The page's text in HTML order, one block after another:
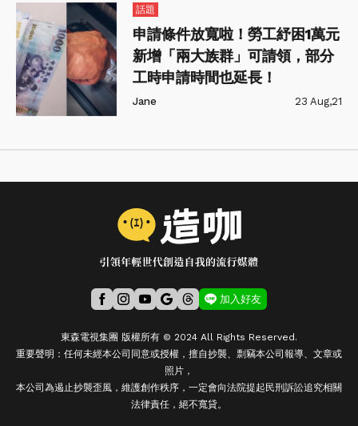
話題
申請條件放寬啦！勞工紓困1萬元
新增「兩大族群」可請領，部分
工時申請時間也延長！
Jane 23 Aug,21
加入好友
東森電視集團 版權所有 © 2024 All Rights Reserved.
重要聲明：任何未經本公司同意或授權，擅自抄襲、剽竊本公司報導、文章或
照片，
本公司為遏止抄襲歪風，維護創作秩序，一定會向法院提起民刑訴訟追究相關
法律責任，絕不寬貸。